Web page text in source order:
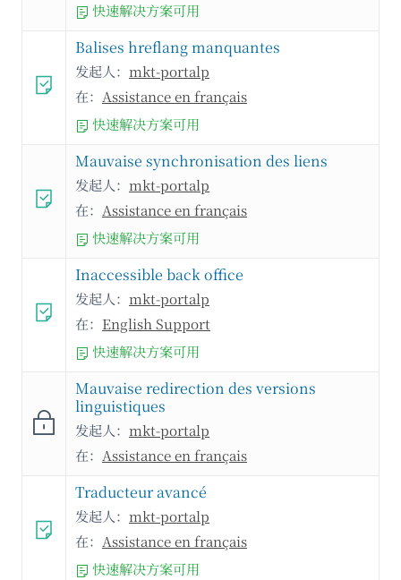
快速解决方案可用
Balises hreflang manquantes
发起人： mkt-portalp
在： Assistance en français
快速解决方案可用
Mauvaise synchronisation des liens
发起人： mkt-portalp
在： Assistance en français
快速解决方案可用
Inaccessible back office
发起人： mkt-portalp
在： English Support
快速解决方案可用
Mauvaise redirection des versions
linguistiques
发起人： mkt-portalp
在： Assistance en français
Traducteur avancé
发起人： mkt-portalp
在： Assistance en français
快速解决方案可用